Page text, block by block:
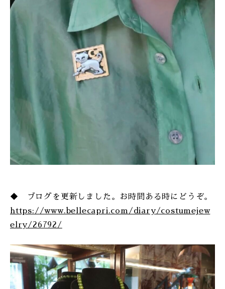
◆ ブログを更新しました。お時間ある時にどうぞ。
https://www.bellecapri.com/diary/costumejew
elry/26792/